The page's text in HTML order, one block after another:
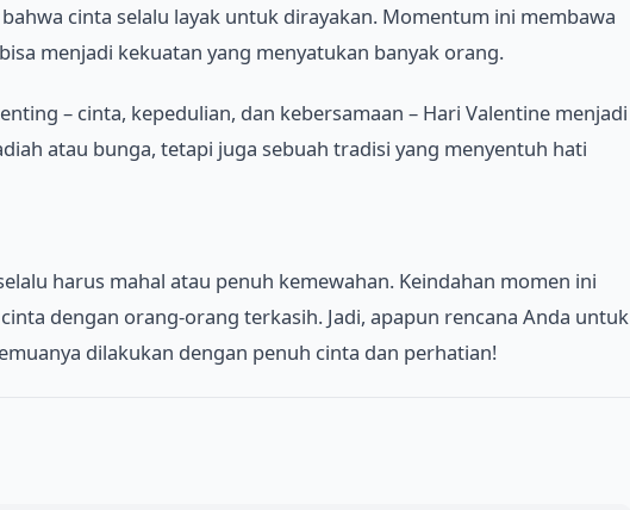
cinta selalu layak untuk dirayakan. Momentum ini membawa
menjadi kekuatan yang menyatukan banyak orang.
– cinta, kepedulian, dan kebersamaan – Hari Valentine menjadi
atau bunga, tetapi juga sebuah tradisi yang menyentuh hati
harus mahal atau penuh kemewahan. Keindahan momen ini
dengan orang-orang terkasih. Jadi, apapun rencana Anda untuk
dilakukan dengan penuh cinta dan perhatian!